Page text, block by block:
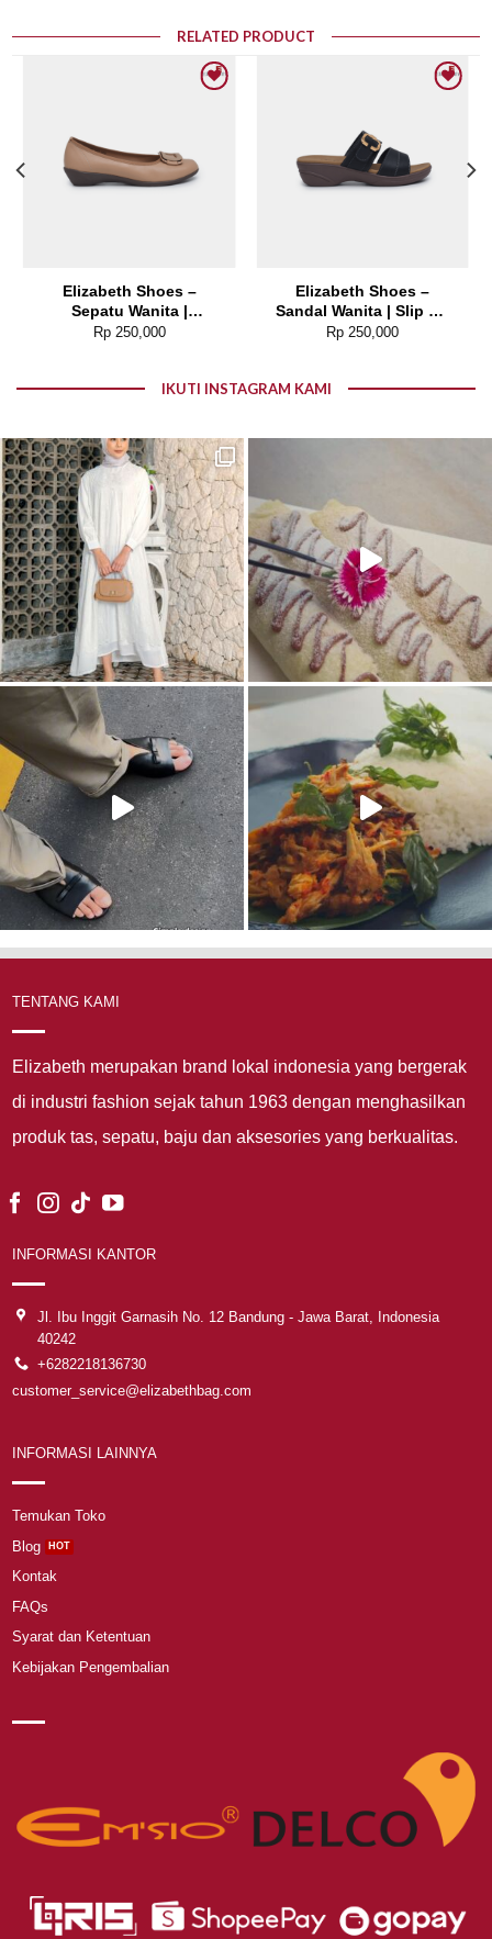
RELATED PRODUCT
Elizabeth Shoes –
Sepatu Wanita |
Pantofel Flat 0379-0496
Rp250,000
Elizabeth Shoes –
Sandal Wanita | Slip On
Buckle 0453-0384
Rp 250,000
IKUTI INSTAGRAM KAMI
TENTANG KAMI
Elizabeth merupakan brand lokal indonesia yang bergerak
di industri fashion sejak tahun 1963 dengan menghasilkan
produk tas, sepatu, baju dan aksesories yang berkualitas.
INFORMASI KANTOR
Jl. Ibu Inggit Garnasih No. 12 Bandung - Jawa Barat, Indonesia
40242
+6282218136730
customer_service@elizabethbag.com
INFORMASI LAINNYA
Temukan Toko
Blog
Kontak
FAQs
Syarat dan Ketentuan
Kebijakan Pengembalian